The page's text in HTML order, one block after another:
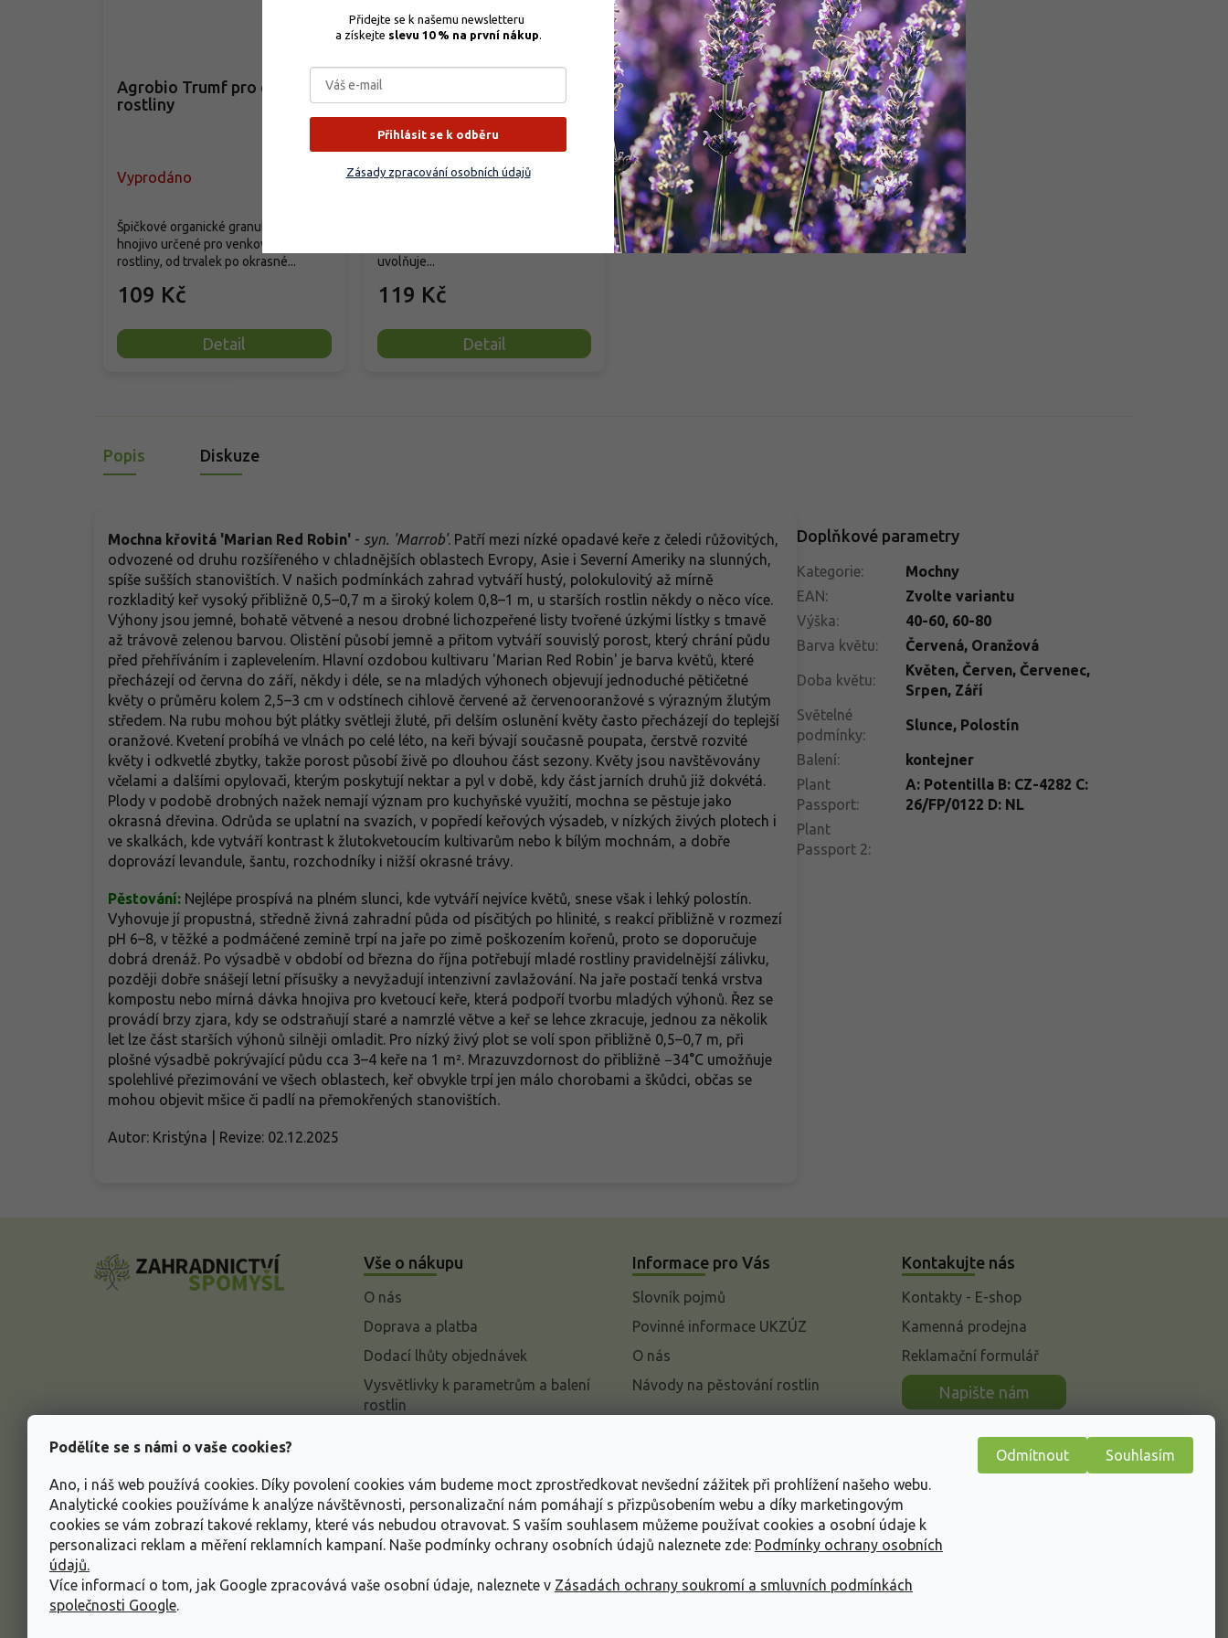
Podělíte se s námi o vaše cookies?
Ano, i náš web používá cookies. Díky povolení cookies vám budeme moct zprostředkovat nevšední zážitek při prohlížení našeho webu.
Analytické cookies používáme k analýze návštěvnosti, personalizační nám pomáhají s přizpůsobením webu a díky marketingovým
cookies se vám zobrazí takové reklamy, které vás nebudou otravovat. S vaším souhlasem můžeme používat cookies a osobní údaje k
personalizaci reklam a měření reklamních kampaní. Naše podmínky ochrany osobních údajů naleznete zde: Podmínky ochrany osobních
údajů.
Více informací o tom, jak Google zpracovává vaše osobní údaje, naleznete v Zásadách ochrany soukromí a smluvních podmínkách
společnosti Google.
Odmítnout Souhlasím
Agrobio Trumf pro okrasné
rostliny
Vyprodáno
109 Kč
Detail
Špičkové organické granulované
hnojivo určené pro venkovní okrasné
rostliny, od trvalek po okrasné...
SILVA TABS - Okrasné
rostliny
Skladem (43 ks)
119 Kč
Detail
uvolňuje...
Popis Diskuze
Mochna křovitá 'Marian Red Robin' - syn. 'Marrob'. Patří mezi nízké opadavé keře z čeledi růžovitých,
odvozené od druhu rozšířeného v chladnějších oblastech Evropy, Asie i Severní Ameriky na slunných,
spíše sušších stanovištích. V našich podmínkách zahrad vytváří hustý, polokulovitý až mírně
rozkladitý keř vysoký přibližně 0,5–0,7 m a široký kolem 0,8–1 m, u starších rostlin někdy o něco více.
Výhony jsou jemné, bohatě větvené a nesou drobné lichozpeřené listy tvořené úzkými lístky s tmavě
až trávově zelenou barvou. Olistění působí jemně a přitom vytváří souvislý porost, který chrání půdu
před přehříváním i zaplevelením. Hlavní ozdobou kultivaru 'Marian Red Robin' je barva květů, které
přecházejí od června do září, někdy i déle, se na mladých výhonech objevují jednoduché pětičetné
květy o průměru kolem 2,5–3 cm v odstínech cihlově červené až červenooranžové s výrazným žlutým
středem. Na rubu mohou být plátky světleji žluté, při delším oslunění květy často přecházejí do teplejší
oranžové. Kvetení probíhá ve vlnách po celé léto, na keři bývají současně poupata, čerstvě rozvité
květy i odkvetlé zbytky, takže porost působí živě po dlouhou část sezony. Květy jsou navštěvovány
včelami a dalšími opylovači, kterým poskytují nektar a pyl v době, kdy část jarních druhů již dokvétá.
Plody v podobě drobných nažek nemají význam pro kuchyňské využití, mochna se pěstuje jako
okrasná dřevina. Odrůda se uplatní na svazích, v popředí keřových výsadeb, v nízkých živých plotech i
ve skalkách, kde vytváří kontrast k žlutokvetoucím kultivarům nebo k bílým mochnám, a dobře
doprovází levandule, šantu, rozchodníky i nižší okrasné trávy.
Pěstování: Nejlépe prospívá na plném slunci, kde vytváří nejvíce květů, snese však i lehký polostín.
Vyhovuje jí propustná, středně živná zahradní půda od písčitých po hlinité, s reakcí přibližně v rozmezí
pH 6–8, v těžké a podmáčené zemině trpí na jaře po zimě poškozením kořenů, proto se doporučuje
dobrá drenáž. Po výsadbě v období od března do října potřebují mladé rostliny pravidelnější zálivku,
později dobře snášejí letní přísušky a nevyžadují intenzivní zavlažování. Na jaře postačí tenká vrstva
kompostu nebo mírná dávka hnojiva pro kvetoucí keře, která podpoří tvorbu mladých výhonů. Řez se
provádí brzy zjara, kdy se odstraňují staré a namrzlé větve a keř se lehce zkracuje, jednou za několik
let lze část starších výhonů silněji omladit. Pro nízký živý plot se volí spon přibližně 0,5–0,7 m, při
plošné výsadbě pokrývající půdu cca 3–4 keře na 1 m². Mrazuvzdornost do přibližně −34°C umožňuje
spolehlivé přezimování ve všech oblastech, keř obvykle trpí jen málo chorobami a škůdci, občas se
mohou objevit mšice či padlí na přemokřených stanovištích.
Autor: Kristýna | Revize: 02.12.2025
Doplňkové parametry
Kategorie:
Mochny
EAN:
Zvolte variantu
Výška: 40-60, 60-80
Barva květu: Červená, Oranžová
Doba květu:
Květen, Červen, Červenec,
Srpen, Září
Světelné
podmínky:
Slunce, Polostín
Balení:
kontejner
Plant
Passport:
A: Potentilla B: CZ-4282 C:
26/FP/0122 D: NL
Plant
Passport 2:
Vše o nákupu
O nás
Doprava a platba
Dodací lhůty objednávek
Vysvětlivky k parametrům a balení
rostlin
Informace o ochraně osobních
údajů
Obchodní podmínky
Informace pro Vás
Slovník pojmů
Povinné informace UKZÚZ
O nás
Návody na pěstování rostlin
Kontakujte nás
Kontakty - E-shop
Kamenná prodejna
Reklamační formulář
Napište nám
Přidejte se k našemu newsletteru
a získejte slevu 10 % na první nákup.
Přihlásit se k odběru
Zásady zpracování osobních údajů